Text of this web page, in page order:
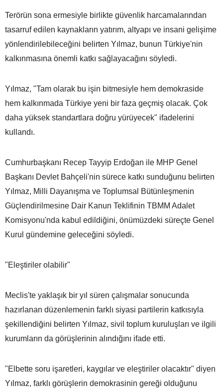
Terörün sona ermesiyle birlikte güvenlik harcamalarından
tasarruf edilen kaynakların yatırım, altyapı ve insani gelişime
yönlendirilebileceğini belirten Yılmaz, bunun Türkiye'nin
kalkınmasına önemli katkı sağlayacağını söyledi.
Yılmaz, "Tam olarak bu işin bitmesiyle hem demokraside
hem kalkınmada Türkiye yeni bir faza geçmiş olacak. Çok
daha yüksek standartlara doğru yürüyecek" ifadelerini
kullandı.
Cumhurbaşkanı Recep Tayyip Erdoğan ile MHP Genel
Başkanı Devlet Bahçeli'nin sürece katkı sunduğunu belirten
Yılmaz, Milli Dayanışma ve Toplumsal Bütünleşmenin
Güçlendirilmesine Dair Kanun Teklifinin TBMM Adalet
Komisyonu'nda kabul edildiğini, önümüzdeki süreçte Genel
Kurul gündemine geleceğini söyledi.
"Eleştiriler olabilir"
Meclis'te yaklaşık bir yıl süren çalışmalar sonucunda
hazırlanan düzenlemenin farklı siyasi partilerin katkısıyla
şekillendiğini belirten Yılmaz, sivil toplum kuruluşları ve ilgili
kurumların da görüşlerinin alındığını ifade etti.
"Elbette soru işaretleri, kaygılar ve eleştiriler olacaktır" diyen
Yılmaz, farklı görüşlerin demokrasinin gereği olduğunu